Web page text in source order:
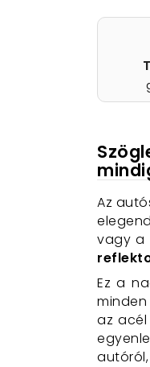
Az
vagy a
Ez a
az